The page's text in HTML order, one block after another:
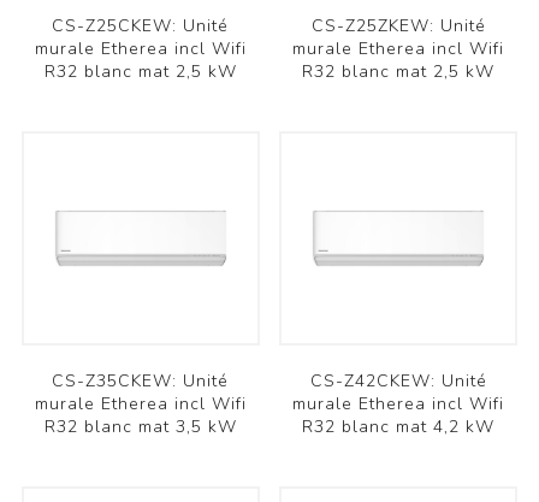
CS-Z25CKEW: Unité
murale Etherea incl Wifi
R32 blanc mat 2,5 kW
CS-Z25ZKEW: Unité
murale Etherea incl Wifi
R32 blanc mat 2,5 kW
CS-Z35CKEW: Unité
murale Etherea incl Wifi
R32 blanc mat 3,5 kW
CS-Z42CKEW: Unité
murale Etherea incl Wifi
R32 blanc mat 4,2 kW